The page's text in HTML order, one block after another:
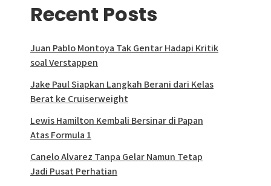
Recent Posts
Juan Pablo Montoya Tak Gentar Hadapi Kritik
soal Verstappen
Jake Paul Siapkan Langkah Berani dari Kelas
Berat ke Cruiserweight
Lewis Hamilton Kembali Bersinar di Papan
Atas Formula 1
Canelo Alvarez Tanpa Gelar Namun Tetap
Jadi Pusat Perhatian